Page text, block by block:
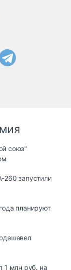
союз"
260 запустили
планируют
1 млн руб. на